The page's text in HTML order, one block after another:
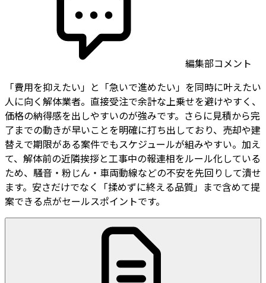
編集部コメント
「費用を抑えたい」と「急いで進めたい」を同時に叶えたい
人に向く解体業者。直接受注で余計な上乗せを避けやすく、
価格の納得感を出しやすいのが強みです。さらに見積から完
了までの動きが早いことを明確に打ち出しており、売却や建
替えで期限がある案件でもスケジュールが組みやすい。加え
て、解体前の近隣挨拶と工事中の報連相をルール化している
ため、騒音・粉じん・車両動線などの不安を先回りして潰せ
ます。安さだけでなく「揉めずに終える品質」まで含めて提
案できる点がセールスポイントです。